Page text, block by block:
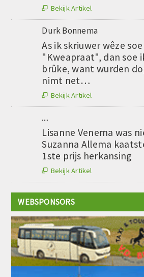
 Bekijk Artikel
Durk Bonnema
As ik skriuwer wêze
"Kweapraat", dan soe
brûke, want wurden
nimt net…
 Bekijk Artikel
....
Lisanne Venema was
Suzanna Allema
1ste prijs herkansing
 Bekijk Artikel
WEBSPONSORS